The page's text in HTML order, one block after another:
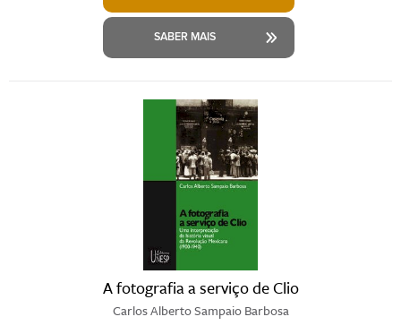
SABER MAIS
A fotografia a serviço de Clio
Carlos Alberto Sampaio Barbosa